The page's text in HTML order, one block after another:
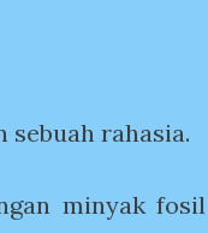
rahasia.
minyak